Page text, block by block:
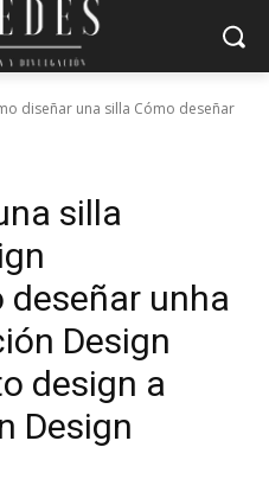
diseñar una silla Cómo deseñar
silla
deseñar unha
Design
design a
Design